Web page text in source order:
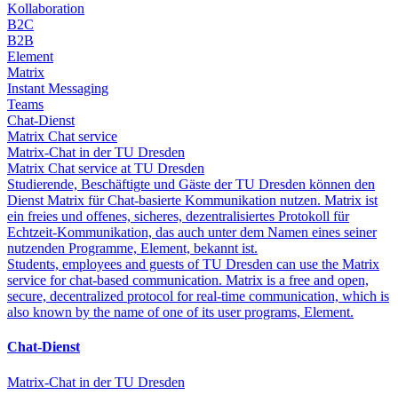
Kollaboration
B2C
B2B
Element
Matrix
Instant Messaging
Teams
Chat-Dienst
Matrix Chat service
Matrix-Chat in der TU Dresden
Matrix Chat service at TU Dresden
Studierende, Beschäftigte und Gäste der TU Dresden können den
Dienst Matrix für Chat-basierte Kommunikation nutzen. Matrix ist
ein freies und offenes, sicheres, dezentralisiertes Protokoll für
Echtzeit-Kommunikation, das auch unter dem Namen eines seiner
nutzenden Programme, Element, bekannt ist.
Students, employees and guests of TU Dresden can use the Matrix
service for chat-based communication. Matrix is a free and open,
secure, decentralized protocol for real-time communication, which is
also known by the name of one of its user programs, Element.
Chat-Dienst
Matrix-Chat in der TU Dresden